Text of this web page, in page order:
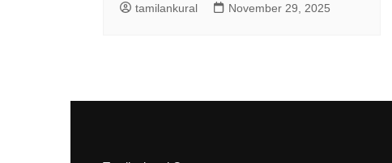
tamilankural November 29, 2025